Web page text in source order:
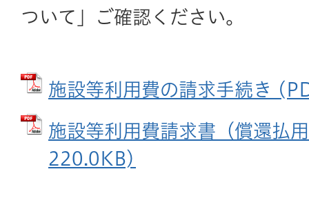
ついて」ご確認ください。
施設等利用費の請求手続き
施設等利用費請求書（償還払
220.0KB)